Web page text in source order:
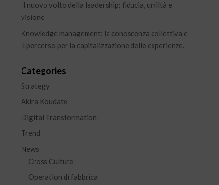
Il nuovo volto della leadership: fiducia, umiltà e
visione
Knowledge management: la conoscenza collettiva e
il percorso per la capitalizzazione delle esperienze.
Categories
Strategy
Akira Koudate
Digital Transformation
Trend
News
Cross Culture
Operation di fabbrica